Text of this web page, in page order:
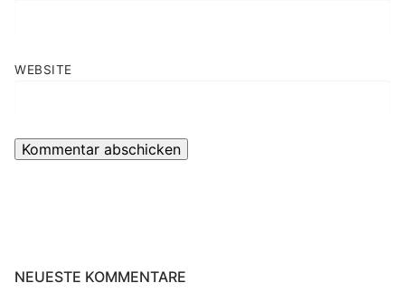
WEBSITE
NEUESTE KOMMENTARE